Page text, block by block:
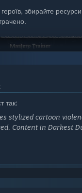
збирайте
так:
stylized cartoon
Content in Darkest